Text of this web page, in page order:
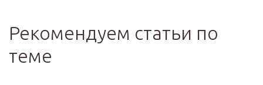
Рекомендуем статьи по
теме